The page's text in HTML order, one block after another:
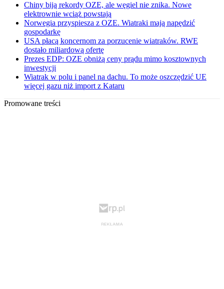
Chiny biją rekordy OZE, ale węgiel nie znika. Nowe
elektrownie wciąż powstają
Norwegia przyspiesza z OZE. Wiatraki mają napędzić
gospodarkę
USA płacą koncernom za porzucenie wiatraków. RWE
dostało miliardową ofertę
Prezes EDP: OZE obniżą ceny prądu mimo kosztownych
inwestycji
Wiatrak w polu i panel na dachu. To może oszczędzić UE
więcej gazu niż import z Kataru
Promowane treści